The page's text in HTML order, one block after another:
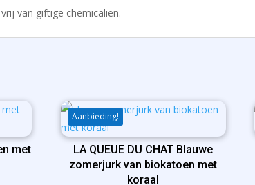
van giftige chemicaliën.
met
Aanbieding!
LA QUEUE DU CHAT Blauwe
zomerjurk van biokatoen met
koraal